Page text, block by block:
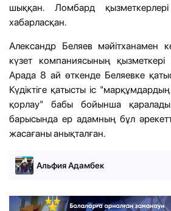
шыққан. Ломбард
хабарласқан.
Александр Беляев мәйітханамен
күзет компаниясының қызметкері
Арада 8 ай өткенде Беляевке
Күдіктіге қатысты іс
қорлау" бабы бойынша
барысында ер адамның бұл
жасағаны анықталған.
Альфия Адамбек